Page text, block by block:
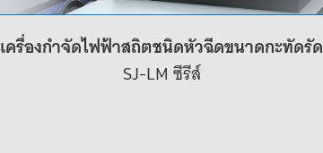
เครื่องกำจัดไฟฟ้าสถิตชนิดหัวฉีดขนาดกะทัดรัด
SJ-LM ซีรีส์